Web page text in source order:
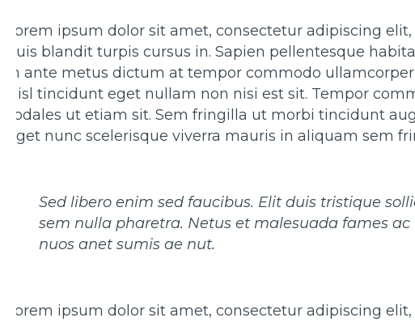
Lorem ipsum dolor sit amet, consectetur adipiscing
quis blandit turpis cursus in. Sapien pellentesque
In ante metus dictum at tempor commodo
Nisl tincidunt eget nullam non nisi est sit. Tempor
sodales ut etiam sit. Sem fringilla ut morbi tincidunt
Eget nunc scelerisque viverra mauris in aliquam sem
Sed libero enim sed faucibus. Elit duis tristique
sem nulla pharetra. Netus et malesuada fames
nuos anet sumis ae nut.
Lorem ipsum dolor sit amet, consectetur adipiscing